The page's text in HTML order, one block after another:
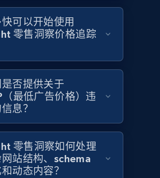
id, Product name, Manufacturer,
US - Discover products by
Country code, Model number,
id, Product name, Manufacturer,
355+
可以开始使用
零售洞察价格追踪
否提供关于
（最低广告价格）违
息？
零售洞察如何处理
网站结构、schema
动态内容？